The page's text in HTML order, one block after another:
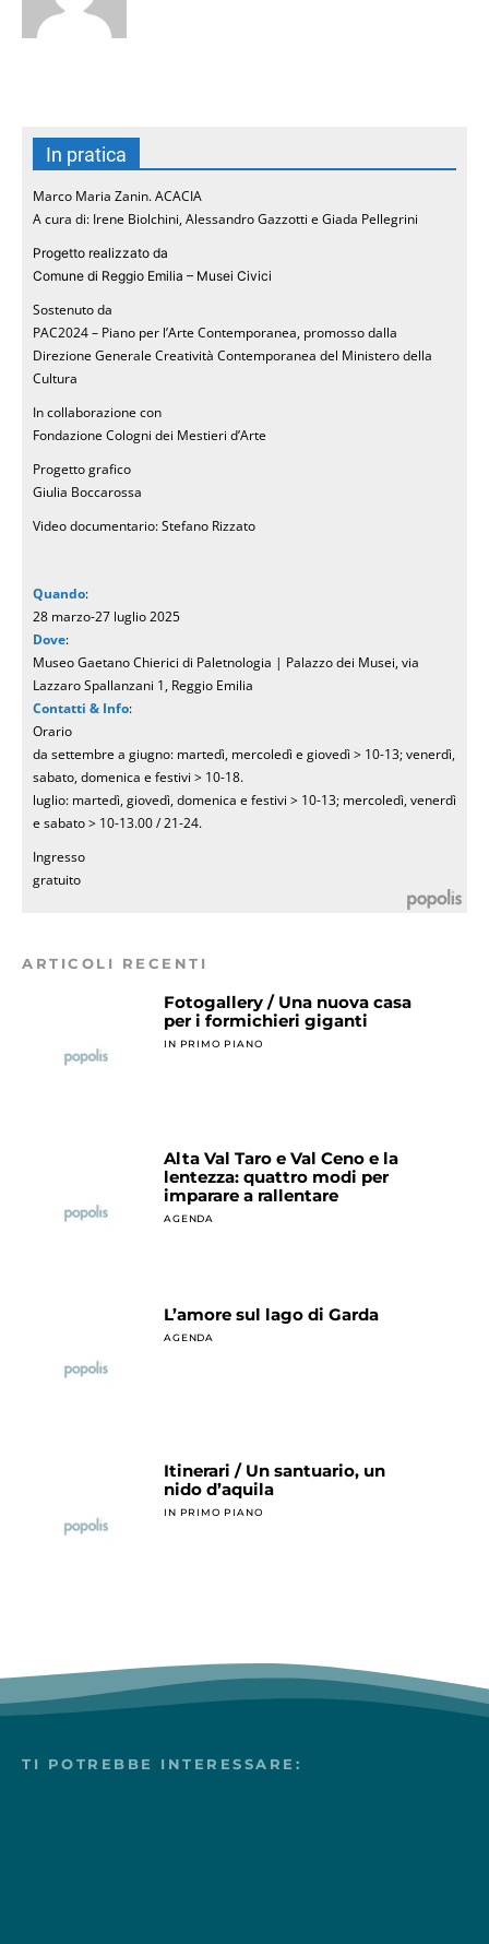
In pratica
Marco Maria Zanin. ACACIA
A cura di: Irene Biolchini, Alessandro Gazzotti e Giada Pellegrini
Progetto realizzato da
Comune di Reggio Emilia – Musei Civici
Sostenuto da
PAC2024 – Piano per l’Arte Contemporanea, promosso dalla
Direzione Generale Creatività Contemporanea del Ministero della
Cultura
In collaborazione con
Fondazione Cologni dei Mestieri d’Arte
Progetto grafico
Giulia Boccarossa
Video documentario: Stefano Rizzato
Quando:
28 marzo-27 luglio 2025
Dove:
Museo Gaetano Chierici di Paletnologia | Palazzo dei Musei, via
Lazzaro Spallanzani 1, Reggio Emilia
Contatti & Info:
Orario
da settembre a giugno: martedì, mercoledì e giovedì > 10-13; venerdì,
sabato, domenica e festivi > 10-18.
luglio: martedì, giovedì, domenica e festivi > 10-13; mercoledì, venerdì
e sabato > 10-13.00 / 21-24.
Ingresso
gratuito
ARTICOLI RECENTI
Fotogallery / Una nuova casa
per i formichieri giganti
IN PRIMO PIANO
Alta Val Taro e Val Ceno e la
lentezza: quattro modi per
imparare a rallentare
AGENDA
L’amore sul lago di Garda
AGENDA
Itinerari / Un santuario, un
nido d’aquila
IN PRIMO PIANO
TI POTREBBE INTERESSARE: